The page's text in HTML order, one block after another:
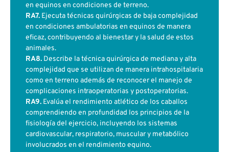
en equinos en condiciones de terreno.
RA7. Ejecuta técnicas quirúrgicas de baja complejidad
en condiciones ambulatorias en equinos de manera
eficaz, contribuyendo al bienestar y la salud de estos
animales.
RA8. Describe la técnica quirúrgica de mediana y alta
complejidad que se utilizan de manera intrahospitalaria
como en terreno además de reconocer el manejo de
complicaciones intraoperatorias y postoperatorias.
RA9. Evalúa el rendimiento atlético de los caballos
comprendiendo en profundidad los principios de la
fisiología del ejercicio, incluyendo los sistemas
cardiovascular, respiratorio, muscular y metabólico
involucrados en el rendimiento equino.